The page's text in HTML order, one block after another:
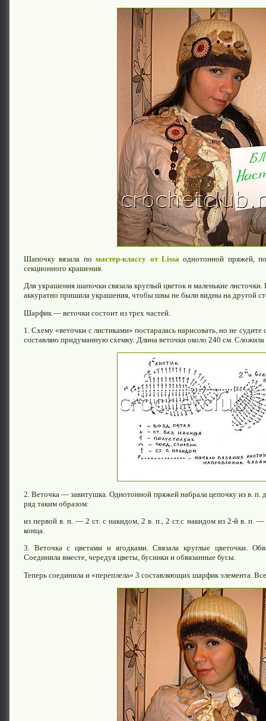
Шапочку вязала помастер-классу от Lissaоднотонной пряжей,
секционного крашения.
Для украшения шапочки связала круглый цветок и маленькие
аккуратно пришила украшения, чтобы швы не были видны на другой
Шарфик — веточки состоит из трех частей.
1. Схему «веточки с листиками» постаралась нарисовать, но не судите
составляю придуманную схемку. Длина веточки около 240 см.
2. Веточка — завитушка. Однотонной пряжей набрала цепочку из в. п.
ряд таким образом:
из первой в. п. — 2 ст. с накидом, 2 в. п., 2 ст.с накидом из 2-й в. п. —
конца.
3. Веточка с цветами и ягодками. Связала круглые цветочки.
Соединила вместе, чередуя цветы, бусинки и обвязанные бусы.
Теперь соединила и «переплела» 3 составляющих шарфик элемента.